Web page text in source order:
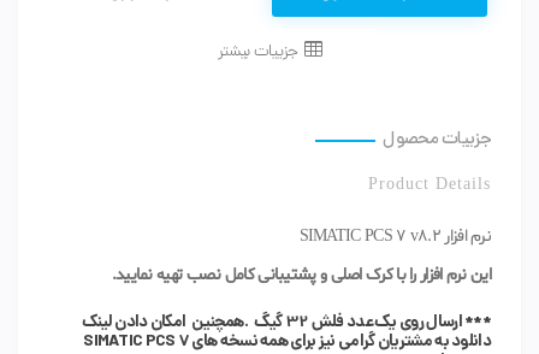
جزییات بیشتر
جزییات محصول
Product Details
نرم افزار SIMATIC PCS 7 v8.2
این نرم افزار را با کرک اصلی و پشتیبانی کامل نصب تهیه نمایید.
*** ارسال روی یک عدد فلش 32 گیگ .همچنین امکان دادن لینک
دانلود به مشتریان گرامی نیز برای همه نسخه های SIMATIC PCS 7